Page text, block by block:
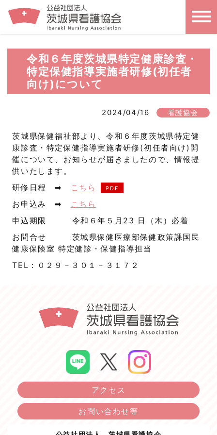
令和６年度茨城県特定健康診査・
特定保健指導実施者研修(初任者
向け)について
2024/04/16 看護協会
茨城県保健福祉部より、令和６年度茨城県特定健
康診査・特定保健指導実施者研修(初任者向け)開
催について、お知らせが届きましたので、情報提
供いたします。
研修日程 ➡
こちら
お申込み ➡
こちら
申込期限 令和６年５月23 日（木）必着
お問合せ 茨城県保健医療部保健政策課国民
健康保険室 特定健診・保健指導担当
TEL：０２９－３０１－３１７２
アクセス
お問い合わせ等